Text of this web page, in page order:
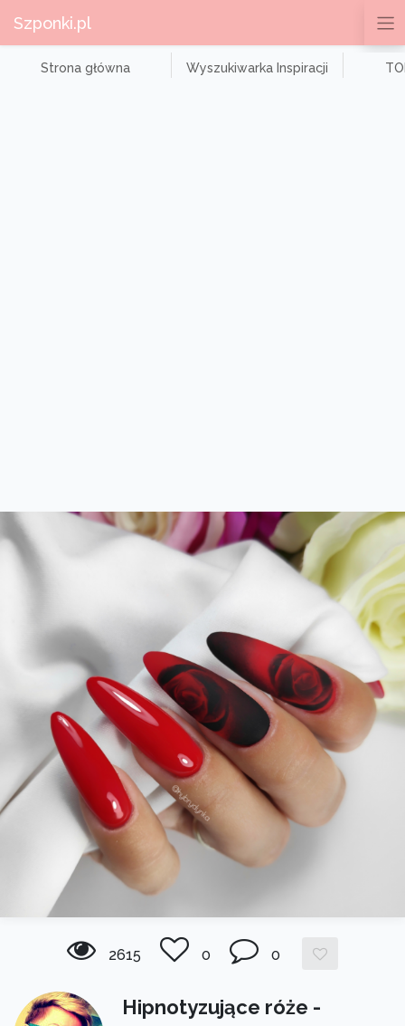
Szponki.pl
Strona główna Wyszukiwarka Inspiracji
2615 0 0
Hipnotyzujące róże -